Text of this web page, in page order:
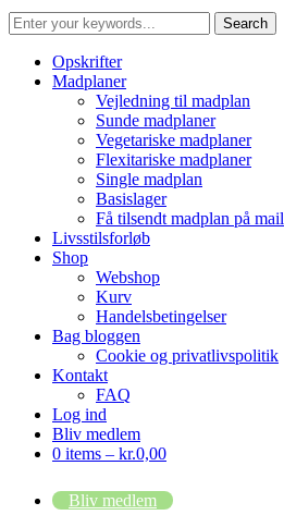
Opskrifter
Madplaner
Vejledning til madplan
Sunde madplaner
Vegetariske madplaner
Flexitariske madplaner
Single madplan
Basislager
Få tilsendt madplan på mail
Livsstilsforløb
Shop
Webshop
Kurv
Handelsbetingelser
Bag bloggen
Cookie og privatlivspolitik
Kontakt
FAQ
Log ind
Bliv medlem
0 items – kr.0,00
Bliv medlem